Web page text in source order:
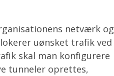
netværk og
uønsket trafik ved
skal man konfigurere
tunneler oprettes,